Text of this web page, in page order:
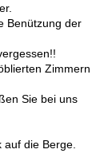
Benützung der
Zimmern
Sie bei uns
die Berge.